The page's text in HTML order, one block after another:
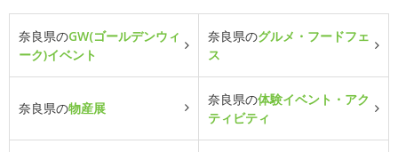
奈良県のGW(ゴールデンウィ
ーク)イベント
奈良県のグルメ・フードフェ
ス
奈良県の物産展
奈良県の体験イベント・アク
ティビティ